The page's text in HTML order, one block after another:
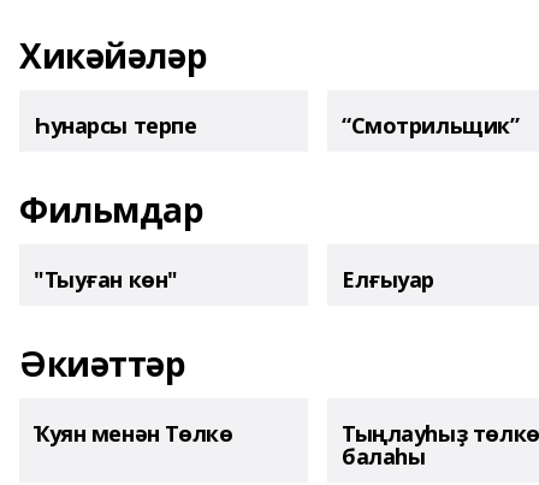
Хикәйәләр
Һунарсы терпе “Смотрильщик”
Фильмдар
"Тыуған көн" Елғыуар
Әкиәттәр
Ҡуян менән Төлкө Тыңлауһыҙ төлкө
балаһы